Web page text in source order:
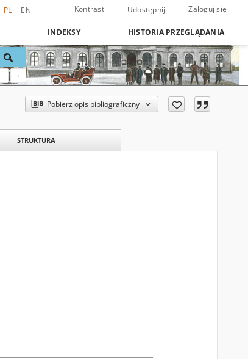
PL EN Kontrast Udostępnij Zaloguj się
INDEKSY HISTORIA PRZEGLĄDANIA
?
Pobierz opis bibliograficzny
STRUKTURA